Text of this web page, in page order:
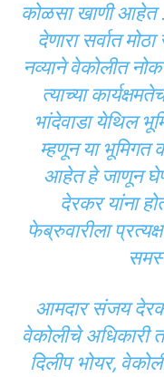
कोळसा खाणी आहेत
देणारा सर्वात
नव्याने वेकोलीत
त्याच्या
भांदेवाडा येथिल
म्हणून या भूमिगत
आहेत हे जाणून
देरकर यांना
फेब्रुवारीला
आमदार संजय
वेकोलीचे अधिकारी
दिलीप भोयर,